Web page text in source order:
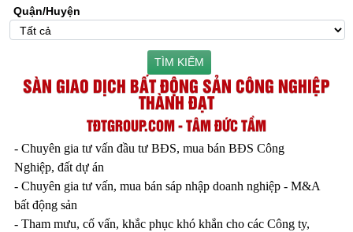
Quận/Huyện
TÌM KIẾM
SÀN GIAO DỊCH BẤT ĐỘNG SẢN CÔNG NGHIỆP
THÀNH ĐẠT
TĐTGROUP.COM - TÂM ĐỨC TẦM
- Chuyên gia tư vấn đầu tư BĐS, mua bán BĐS Công
Nghiệp, đất dự án
- Chuyên gia tư vấn, mua bán sáp nhập doanh nghiệp - M&A
bất động sản
- Tham mưu, cố vấn, khắc phục khó khắn cho các Công ty,